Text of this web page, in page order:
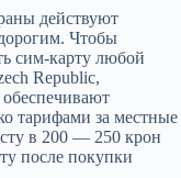
действуют
Чтобы
сим-карту любой
Republic,
тарифами за местные
в 200 — 250 крон
после покупки